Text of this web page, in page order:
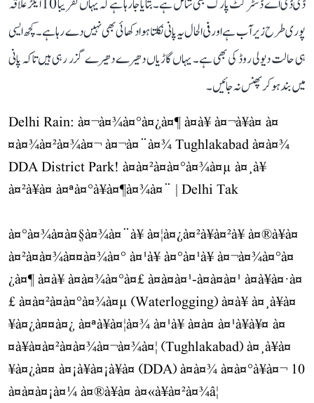
ڈی ڈی اے ڈسٹرکٹ پارک بھی شامل ہے۔ بتایا جا رہا ہے کہ یہاں تقریباً 10 ایکڑ علاقہ
پوری طرح زیر آب ہے اور فی الحال یہ پانی نکلتا ہوا دکھائی بھی نہیں دے رہا ہے۔ کچھ ایسی
ہی حالت دیولی روڈ کی بھی ہے۔ یہاں گاڑیاں دھیرے دھیرے گزر رہی ہیں تاکہ پانی
میں بند ہو کر پھنس نہ جائیں۔
Delhi Rain: à¤¬à¤¾à¤°à¤¿à¤¶ à¤à¥ à¤¬à¥à¤ à¤
¤à¤¾à¤²à¤¾à¤¬ à¤¬à¤¨à¤¾ Tughlakabad à¤à¤¾
DDA District Park! à¤à¤²à¤­à¤°à¤¾à¤µ à¤¸à¥
à¤²à¥à¤ à¤ªà¤°à¥à¤¶à¤¾à¤¨ | Delhi Tak
à¤°à¤¾à¤à¤§à¤¾à¤¨à¥ à¤¦à¤¿à¤²à¥à¤²à¥ à¤®à¥à¤
à¤²à¤à¤¾à¤¤à¤¾à¤° à¤¹à¥ à¤°à¤¹à¥ à¤¬à¤¾à¤°à¤
¿à¤¶ à¤à¥ à¤à¤¾à¤°à¤£ à¤à¤à¤¹-à¤à¤à¤¹ à¤­à¥à¤·à¤
£ à¤à¤²à¤­à¤°à¤¾à¤µ (Waterlogging) à¤à¥ à¤¸à¥à¤
¥à¤¿à¤¤à¤¿ à¤ªà¥à¤¦à¤¾ à¤¹à¥ à¤à¤ à¤¹à¥à¥¤ à¤
¤à¥à¤à¤²à¤à¤¾à¤¬à¤¾à¤¦ (Tughlakabad) à¤¸à¥à¤
¥à¤¿à¤¤ à¤¡à¥à¤¡à¥à¤ (DDA) à¤à¤¾ à¤à¤°à¥à¤¬ 10
à¤à¤à¤¡à¤¼ à¤®à¥à¤ à¤«à¥à¤²à¤¾â¦